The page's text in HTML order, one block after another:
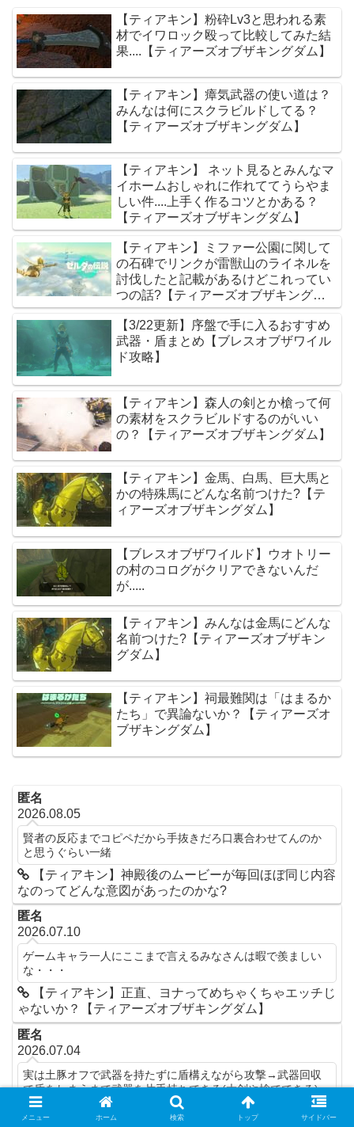
【ティアキン】粉砕Lv3と思われる素
材でイワロック殴って比較してみた結
果....【ティアーズオブザキングダム】
【ティアキン】瘴気武器の使い道は？
みんなは何にスクラビルドしてる？
【ティアーズオブザキングダム】
【ティアキン】 ネット見るとみんなマ
イホームおしゃれに作れててうらやま
しい件....上手く作るコツとかある？
【ティアーズオブザキングダム】
【ティアキン】ミファー公園に関して
の石碑でリンクが雷獣山のライネルを
討伐したと記載があるけどこれってい
つの話?【ティアーズオブザキングダ
ム】
【3/22更新】序盤で手に入るおすすめ
武器・盾まとめ【ブレスオブザワイル
ド攻略】
【ティアキン】森人の剣とか槍って何
の素材をスクラビルドするのがいい
の？【ティアーズオブザキングダム】
【ティアキン】金馬、白馬、巨大馬と
かの特殊馬にどんな名前つけた?【テ
ィアーズオブザキングダム】
【ブレスオブザワイルド】ウオトリー
の村のコログがクリアできないんだ
が.....
【ティアキン】みんなは金馬にどんな
名前つけた?【ティアーズオブザキン
グダム】
【ティアキン】祠最難関は「はまるか
たち」で異論ないか？【ティアーズオ
ブザキングダム】
匿名
2026.08.05
賢者の反応までコピペだから手抜きだろ口裏合わせてんのか
と思うぐらい一緒
【ティアキン】神殿後のムービーが毎回ほぼ同じ内容
なのってどんな意図があったのかな?
匿名
2026.07.10
ゲームキャラ一人にここまで言えるみなさんは暇で羨ましい
な・・・
【ティアキン】正直、ヨナってめちゃくちゃエッチじ
ゃないか？【ティアーズオブザキングダム】
匿名
2026.07.04
実は土豚オフで武器を持たずに盾構えながら攻撃→武器回収
で盾をしまうまで武器を片手持ちできる(大剣や槍でできる)
(ただ盾も同時に持てるってこと)
メニュー ホーム 検索 トップ サイドバー